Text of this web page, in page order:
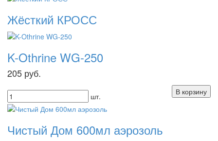
Жёсткий КРОСС
K-Othrine WG-250
205 руб.
шт.
Чистый Дом 600мл аэрозоль